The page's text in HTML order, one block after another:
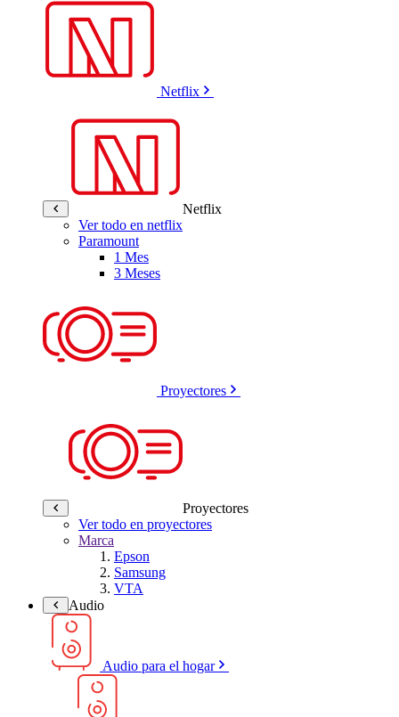
Netflix
Netflix
Ver todo en netflix
Paramount
1 Mes
3 Meses
Proyectores
Proyectores
Ver todo en proyectores
Marca
Epson
Samsung
VTA
Audio
Audio para el hogar